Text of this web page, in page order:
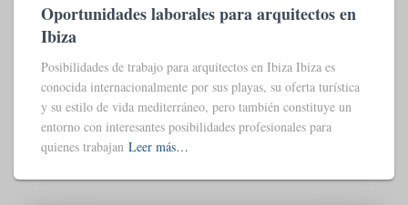
Oportunidades laborales para arquitectos en
Ibiza
Posibilidades de trabajo para arquitectos en Ibiza Ibiza es
conocida internacionalmente por sus playas, su oferta turística
y su estilo de vida mediterráneo, pero también constituye un
entorno con interesantes posibilidades profesionales para
quienes trabajan Leer más…